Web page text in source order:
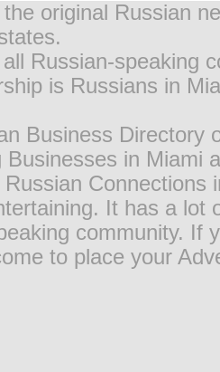
original Russian
Russian-speaking
is Russians in
Business Directory
Businesses in Miami
It has a
community. If
to place your